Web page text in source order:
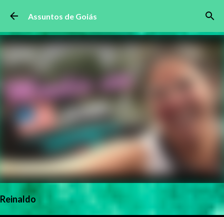
Pular para o conteúdo principal
Assuntos de Goiás
Reinaldo